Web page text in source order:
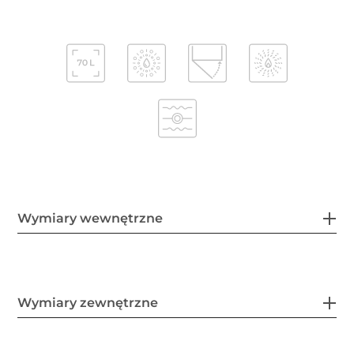
Wymiary wewnętrzne
Wymiary zewnętrzne